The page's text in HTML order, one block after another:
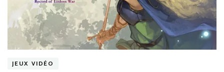
JEUX VIDÉO